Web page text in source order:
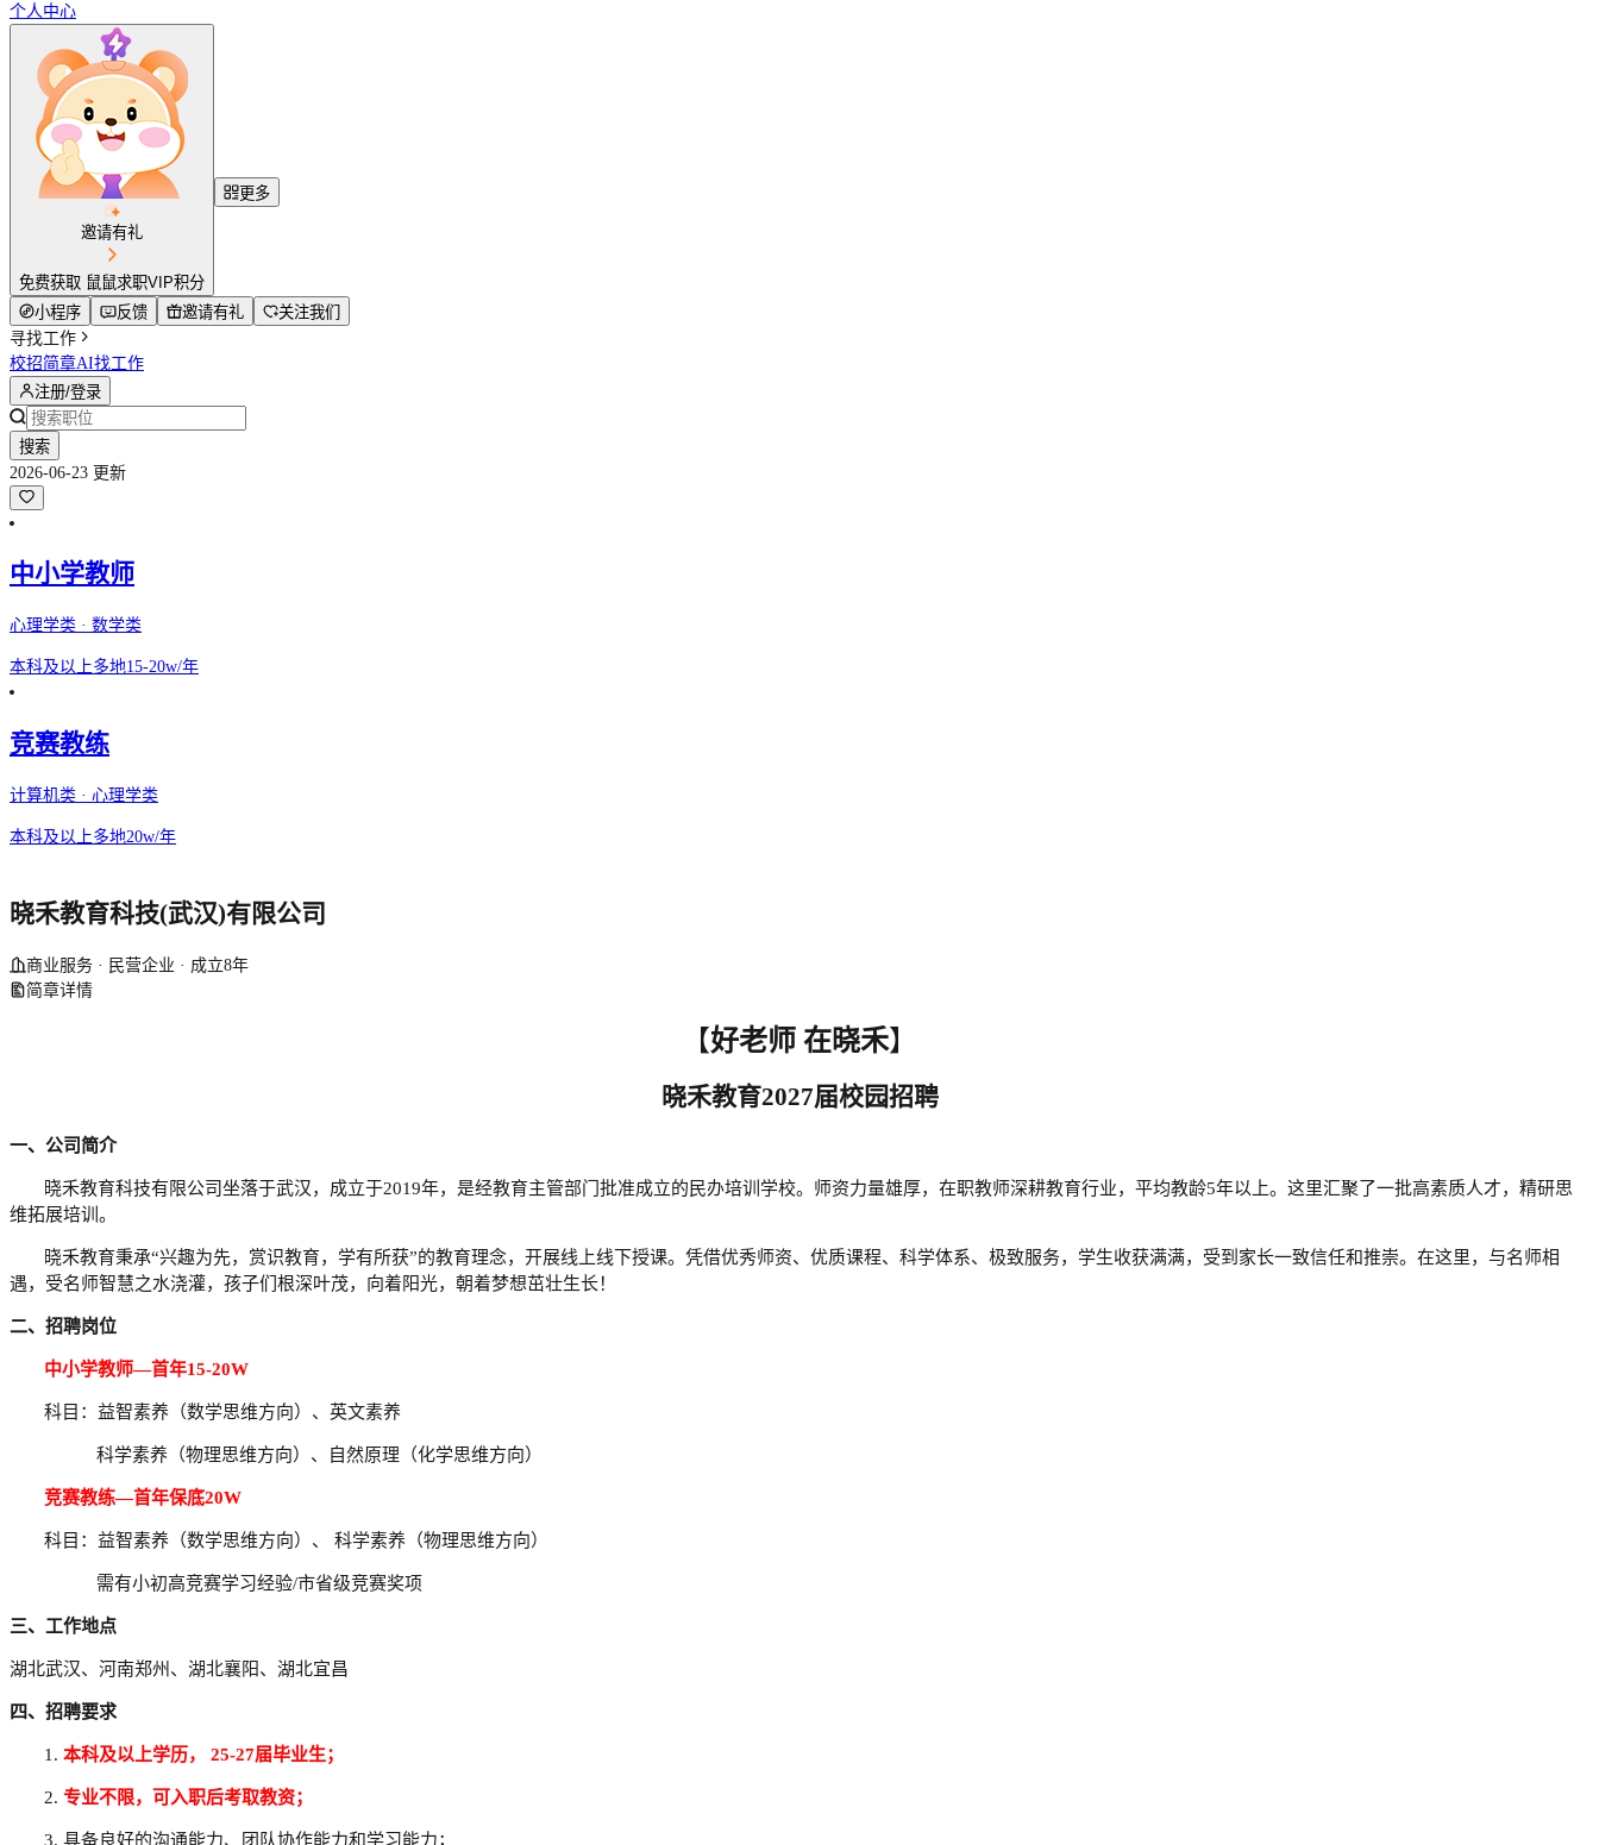
个人中心
邀请有礼
免费获取 鼠鼠求职VIP积分
更多
小程序 反馈 邀请有礼
关注我们
寻找工作
校招简章AI找工作
注册/登录
搜索
2026-06-23 更新
中小学教师
心理学类 · 数学类
本科及以上多地15-20w/年
竞赛教练
计算机类 · 心理学类
本科及以上多地20w/年
晓禾教育科技(武汉)有限公司
商业服务 · 民营企业 · 成立8年
简章详情
【好老师 在晓禾】
晓禾教育2027届校园招聘
一、公司简介
晓禾教育科技有限公司坐落于武汉，成立于2019年，是经教育主管部门批准成立的民办培训学校。师资力量雄厚，在职教师深耕教育行业，平均教龄5年以上。这里汇聚了一批高素质人才，精研思
维拓展培训。
晓禾教育秉承“兴趣为先，赏识教育，学有所获”的教育理念，开展线上线下授课。凭借优秀师资、优质课程、科学体系、极致服务，学生收获满满，受到家长一致信任和推崇。在这里，与名师相
遇，受名师智慧之水浇灌，孩子们根深叶茂，向着阳光，朝着梦想茁壮生长！
二、招聘岗位
中小学教师—首年15-20W
科目：益智素养（数学思维方向）、英文素养
科学素养（物理思维方向）、自然原理（化学思维方向）
竞赛教练—首年保底20W
科目：益智素养（数学思维方向）、 科学素养（物理思维方向）
需有小初高竞赛学习经验/市省级竞赛奖项
三、 工作地点
湖北武汉、河南郑州、湖北襄阳、 湖北宜昌
四、 招聘要求
1. 本科及以上学历， 25-27届毕业生；
2. 专业不限，可入职后考取教资；
3. 具备良好的沟通能力、团队协作能力和学习能力；